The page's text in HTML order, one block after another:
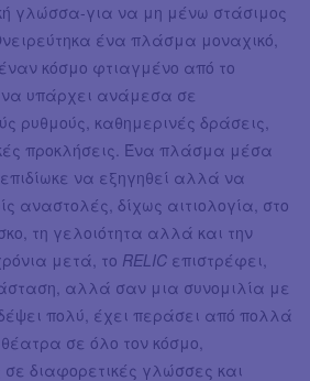
γλώσσα-για να μη μένω στάσιμος
ένα πλάσμα μοναχικό,
κόσμο φτιαγμένο από το
να υπάρχει ανάμεσα σε
ρυθμούς, καθημερινές δράσεις,
προκλήσεις. Ένα πλάσμα μέσα
να εξηγηθεί αλλά να
αναστολές, δίχως αιτιολογία, στο
τη γελοιότητα αλλά και την
μετά, το RELIC επιστρέφει,
αλλά σαν μια συνομιλία με
πολύ, έχει περάσει από πολλά
σε όλο τον κόσμο,
διαφορετικές γλώσσες και